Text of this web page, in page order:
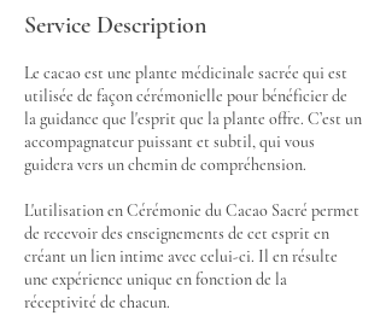
Service Description
​Le cacao est une plante médicinale sacrée qui est
utilisée de façon cérémonielle pour bénéficier de
la guidance que l'esprit que la plante offre. C’est un
accompagnateur puissant et subtil, qui vous
guidera vers un chemin de compréhension.
L'utilisation en Cérémonie du Cacao Sacré permet
de recevoir des enseignements de cet esprit en
créant un lien intime avec celui-ci. Il en résulte
une expérience unique en fonction de la
réceptivité de chacun.